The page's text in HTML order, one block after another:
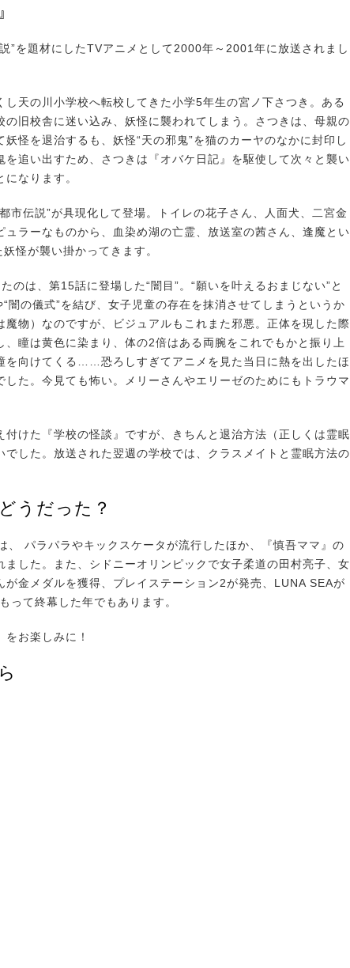
”を題材にしたTVアニメとして2000年～2001年に放送されまし
天の川小学校へ転校してきた小学5年生の宮ノ下さつき。ある
の旧校舎に迷い込み、妖怪に襲われてしまう。さつきは、母親の
怪を退治するも、妖怪“天の邪鬼”を猫のカーヤのなかに封印し
を追い出すため、さつきは『オバケ日記』を駆使して次々と襲い
なります。
市伝説”が具現化して登場。トイレの花子さん、人面犬、二宮金
ュラーなものから、血染め湖の亡霊、放送室の茜さん、逢魔とい
怪が襲い掛かってきます。
のは、第15話に登場した“闇目”。“願いを叶えるおまじない”と
闇の儀式”を結び、女子児童の存在を抹消させてしまうというか
魔物）なのですが、ビジュアルもこれまた邪悪。正体を現した際
、瞳は黄色に染まり、体の2倍はある両腕をこれでもかと振り上
を向けてくる……恐ろしすぎてアニメを見た当日に熱を出したほ
した。今見ても怖い。メリーさんやエリーゼのためにもトラウマ
けた『学校の怪談』ですが、きちんと退治方法（正しくは霊眠
でした。放送された翌週の学校では、クラスメイトと霊眠方法の
うだった？
パラパラやキックスケータが流行したほか、『慎吾ママ』の
ました。また、シドニーオリンピックで女子柔道の田村亮子、女
が金メダルを獲得、プレイステーション2が発売、LUNA SEAが
って終幕した年でもあります。
お楽しみに！